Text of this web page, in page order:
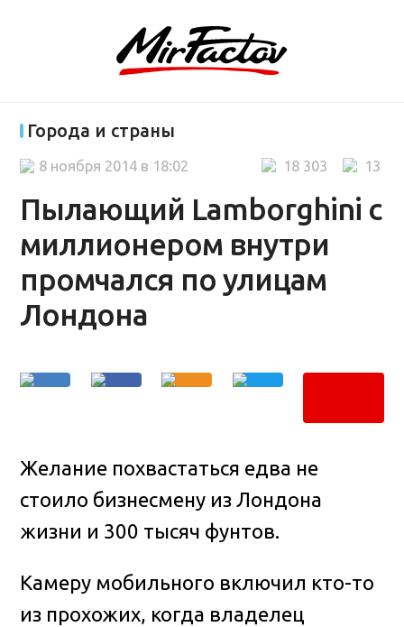
Города и страны
Пылающий Lamborghini с
миллионером внутри
промчался по улицам
Лондона
13
18 303
8 ноября 2014 в 18:02
Желание похвастаться едва не
стоило бизнесмену из Лондона
жизни и 300 тысяч фунтов.
Камеру мобильного включил кто-то
из прохожих, когда владелец